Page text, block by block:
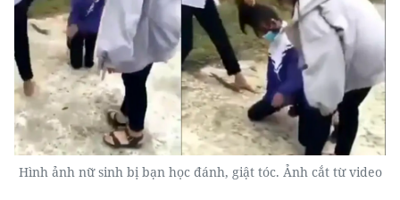
Hình ảnh nữ sinh bị bạn học đánh, giật tóc. Ảnh cắt từ video